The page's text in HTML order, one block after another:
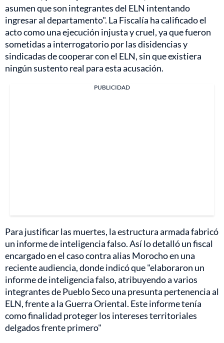
asumen que son integrantes del ELN intentando
ingresar al departamento". La Fiscalía ha calificado el
acto como una ejecución injusta y cruel, ya que fueron
sometidas a interrogatorio por las disidencias y
sindicadas de cooperar con el ELN, sin que existiera
ningún sustento real para esta acusación.
PUBLICIDAD
Para justificar las muertes, la estructura armada fabricó
un informe de inteligencia falso. Así lo detalló un fiscal
encargado en el caso contra alias Morocho en una
reciente audiencia, donde indicó que "elaboraron un
informe de inteligencia falso, atribuyendo a varios
integrantes de Pueblo Seco una presunta pertenencia al
ELN, frente a la Guerra Oriental. Este informe tenía
como finalidad proteger los intereses territoriales
delgados frente primero"